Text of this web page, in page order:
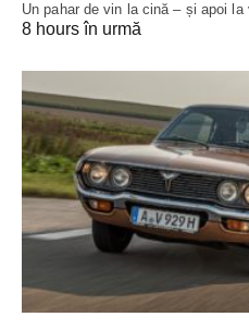
Un pahar de vin la cină – și apoi
8 hours în urmă